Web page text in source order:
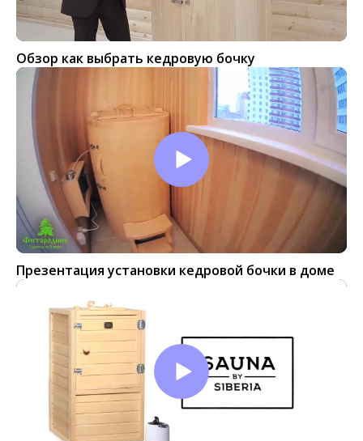
Обзор как выбрать кедровую бочку
Презентация установки кедровой бочки в доме